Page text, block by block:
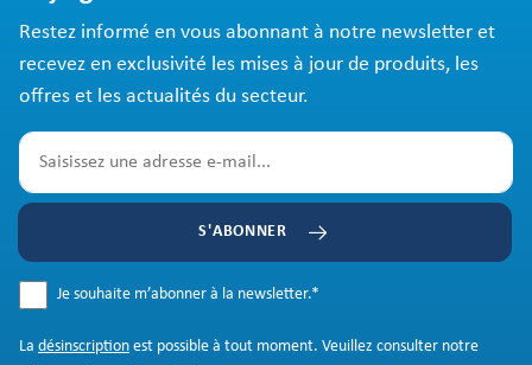
Restez informé en vous abonnant à notre newsletter et
recevez en exclusivité les mises à jour de produits, les
offres et les actualités du secteur.
S'ABONNER
Je souhaite m’abonner à la newsletter.*
La désinscription est possible à tout moment. Veuillez consulter notre